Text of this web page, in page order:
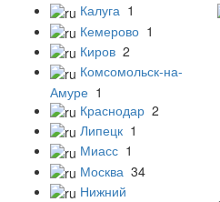
Калуга 1
Кемерово 1
Киров 2
Комсомольск-на-
Амуре 1
Краснодар 2
Липецк 1
Миасс 1
Москва 34
Нижний